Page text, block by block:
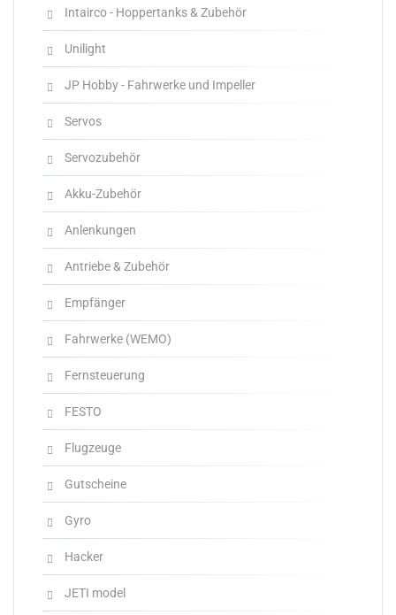
Intairco - Hoppertanks & Zubehör
Unilight
JP Hobby - Fahrwerke und Impeller
Servos
Servozubehör
Akku-Zubehör
Anlenkungen
Antriebe & Zubehör
Empfänger
Fahrwerke (WEMO)
Fernsteuerung
FESTO
Flugzeuge
Gutscheine
Gyro
Hacker
JETI model